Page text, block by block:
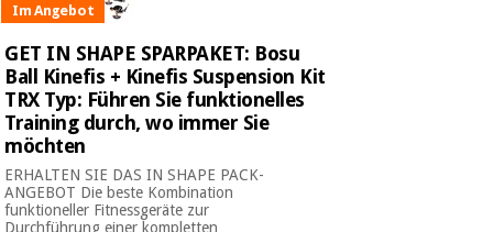
Im Angebot
GET IN SHAPE SPARPAKET: Bosu
Ball Kinefis + Kinefis Suspension Kit
TRX Typ: Führen Sie funktionelles
Training durch, wo immer Sie
möchten
ERHALTEN SIE DAS IN SHAPE PACK-
ANGEBOT Die beste Kombination
funktioneller Fitnessgeräte zur
Durchführung einer kompletten